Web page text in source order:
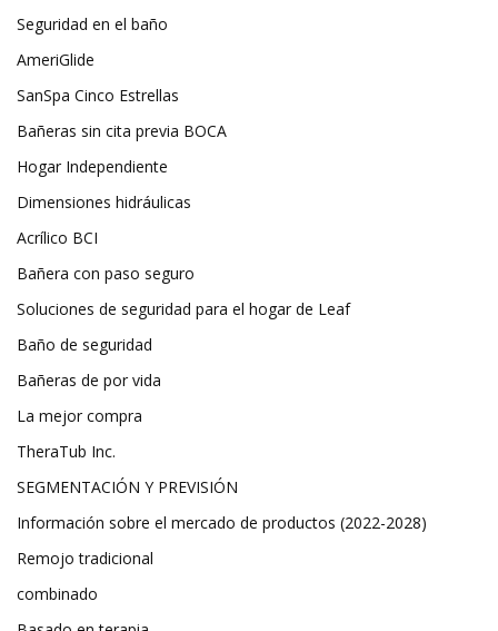
Seguridad en el baño
AmeriGlide
SanSpa Cinco Estrellas
Bañeras sin cita previa BOCA
Hogar Independiente
Dimensiones hidráulicas
Acrílico BCI
Bañera con paso seguro
Soluciones de seguridad para el hogar de Leaf
Baño de seguridad
Bañeras de por vida
La mejor compra
TheraTub Inc.
SEGMENTACIÓN Y PREVISIÓN
Información sobre el mercado de productos (2022-2028)
Remojo tradicional
combinado